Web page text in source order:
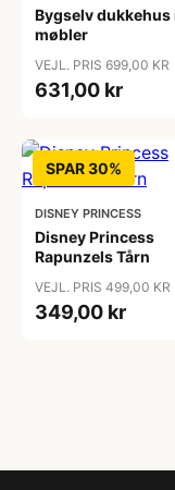
Bygselv dukkehus
møbler
VEJL. PRIS 699,00 KR
631,00 kr
SPAR 30%
DISNEY PRINCESS
Disney Princess
Rapunzels Tårn
VEJL. PRIS 499,00 KR
349,00 kr